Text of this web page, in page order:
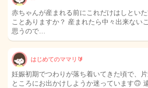
赤ちゃんが産まれる前にこれだけはしとい
ことありますか？ 産まれたら中々出来ない
思うので…
はじめてのママリ🔰
妊娠初期でつわりが落ち着いてきた頃で、
ところにお出かけしようか迷っています🙃